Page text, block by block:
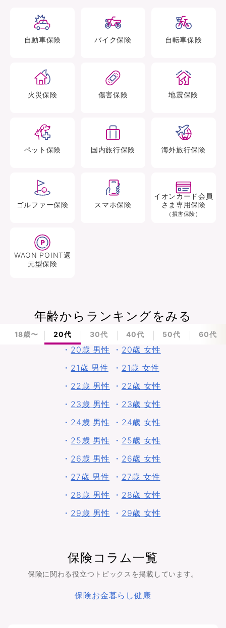
自動車保険 バイク保険 自転車保険
火災保険 傷害保険 地震保険
ペット 保険 国内旅行保険 海外旅行保険
ゴルファー保険 スマホ保険
イオンカード会員
さま専用保険
（損害保険）
WAON POINT還
元型保険
年齢からランキングをみる
18歳〜 20代 30代 40代 50代 60代
・ 20歳 男性
・ 21歳 男性
・ 22歳 男性
・ 23歳 男性
・ 24歳 男性
・ 25歳 男性
・ 26歳 男性
・ 27歳 男性
・ 28歳 男性
・ 29歳 男性
・ 20歳 女性
・ 21歳 女性
・ 22歳 女性
・ 23歳 女性
・ 24歳 女性
・ 25歳 女性
・ 26歳 女性
・ 27歳 女性
・ 28歳 女性
・ 29歳 女性
保険コラム一覧
保険に関わる役立つトピックスを掲載しています。
保険お金暮らし健康